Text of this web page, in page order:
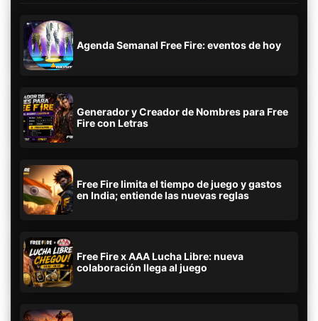
Agenda Semanal Free Fire: eventos de hoy
Generador y Creador de Nombres para Free
Fire con Letras
Free Fire limita el tiempo de juego y gastos
en India; entiende las nuevas reglas
Free Fire x AAA Lucha Libre: nueva
colaboración llega al juego